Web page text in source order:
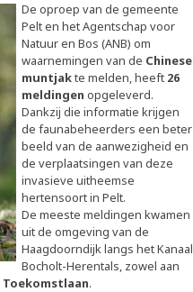
De oproep van de gemeente
Pelt en het Agentschap voor
Natuur en Bos (ANB) om
waarnemingen van de Chinese
muntjakte melden, heeft 26
meldingen opgeleverd.
Dankzij die informatie krijgen
de faunabeheerders een beter
beeld van de aanwezigheid en
de verplaatsingen van deze
invasieve uitheemse
hertensoort in Pelt.
De meeste meldingen kwamen
uit de omgeving van de
Haagdoorndijk langs het Kanaal
Bocholt-Herentals, zowel aan
Toekomstlaan.